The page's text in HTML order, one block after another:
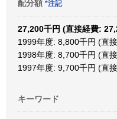
配分額 *注記
27,200千円 (直接経費:
1999年度: 8,800千円 (直
1998年度: 8,700千円 (直
1997年度: 9,700千円 (直
キーワード